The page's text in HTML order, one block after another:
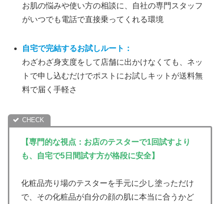
お肌の悩みや使い方の相談に、自社の専門スタッフ
がいつでも電話で直接乗ってくれる環境
自宅で完結するお試しルート ：
わざわざ身支度をして店舗に出かけなくても、ネッ
トで申し込むだけでポストにお試しキットが送料無
料で届く手軽さ
【専門的な視点：お店のテスターで1回試すより
も、自宅で5日間試す方が格段に安全】
化粧品売り場のテスターを手元に少し塗っただけ
で、その化粧品が自分の顔の肌に本当に合うかど